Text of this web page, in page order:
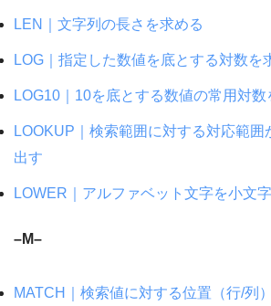
LEN｜文字列の長さを求める
LOG｜指定した数値を底とする対数を
LOG10｜10を底とする数値の常用対数
LOOKUP｜検索範囲に対する対応範囲
出す
LOWER｜アルファベット文字を小文
–M–
MATCH｜検索値に対する位置（行/列